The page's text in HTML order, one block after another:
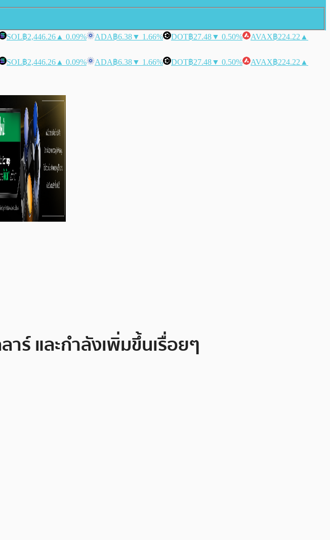
SOL฿2,446.26 ▲ 0.09% ADA฿6.38▼ 1.66% DOT฿27.48▼ 0.50% AVAX฿224.22 ▲
SOL฿2,446.26 ▲ 0.09% ADA฿6.38▼ 1.66% DOT฿27.48▼ 0.50% AVAX฿224.22 ▲
ร์ และกำลังเพิ่มขึ้นเรื่อยๆ